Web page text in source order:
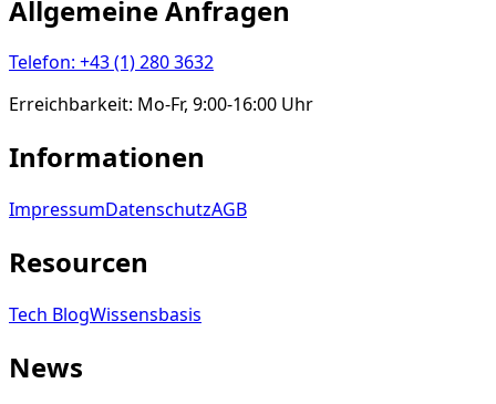
Allgemeine Anfragen
Telefon: +43 (1) 280 3632
Erreichbarkeit: Mo-Fr, 9:00-16:00 Uhr
Informationen
ImpressumDatenschutzAGB
Resourcen
Tech BlogWissensbasis
News